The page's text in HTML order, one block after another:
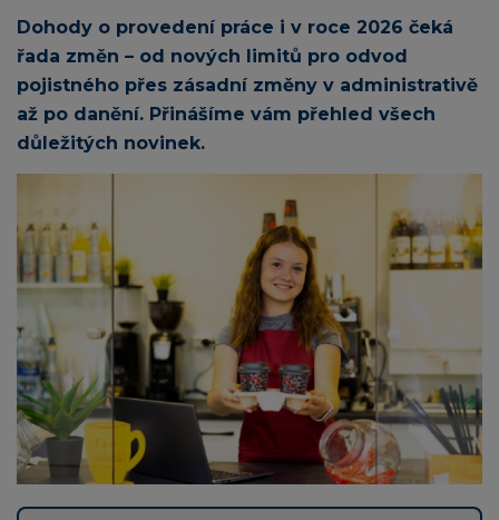
Dohody o provedení práce i v roce 2026 čeká
řada změn – od nových limitů pro odvod
pojistného přes zásadní změny v administrativě
až po danění. Přinášíme vám přehled všech
důležitých novinek.